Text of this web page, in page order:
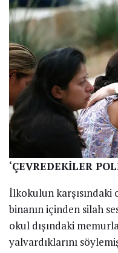
‘ÇEVREDEKİLER
İlkokulun karşısındaki
binanın içinden silah
okul dışındaki
yalvardıklarını